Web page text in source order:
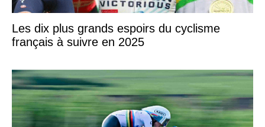
Les dix plus grands espoirs du cyclisme
français à suivre en 2025